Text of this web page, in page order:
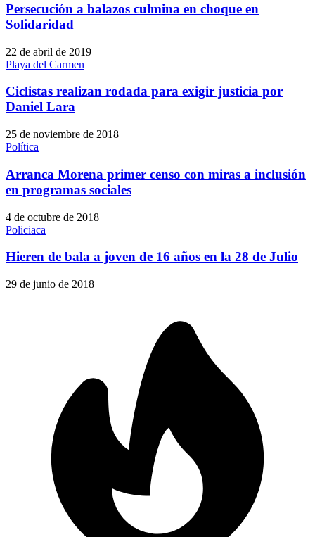
Persecución a balazos culmina en choque en
Solidaridad
22 de abril de 2019
Playa del Carmen
Ciclistas realizan rodada para exigir justicia por
Daniel Lara
25 de noviembre de 2018
Política
Arranca Morena primer censo con miras a inclusión
en programas sociales
4 de octubre de 2018
Policiaca
Hieren de bala a joven de 16 años en la 28 de Julio
29 de junio de 2018